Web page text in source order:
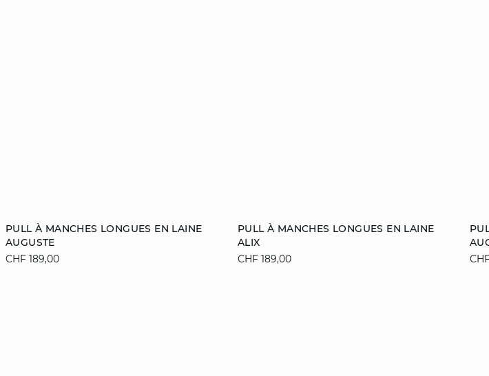
PULL À MANCHES LONGUES EN LAINE
AUGUSTE
CHF 189,00
Ajouter au panier
XS
PULL À MANCHES LONGUES EN LAINE
ALIX
CHF 189,00
Ajouter au panier
XS